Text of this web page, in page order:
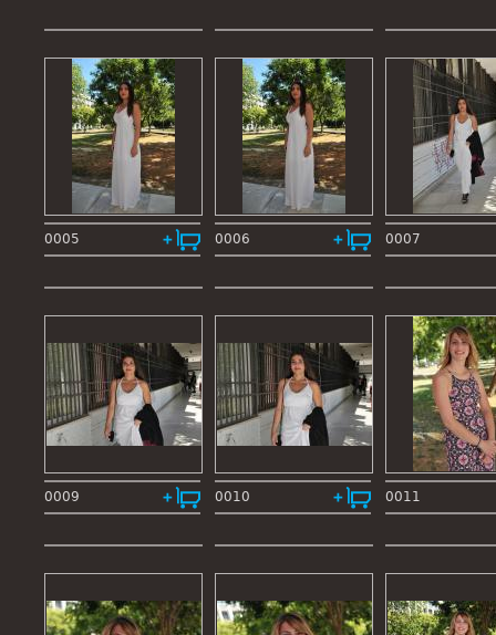
0005 0006 0007
0009 0010 0011